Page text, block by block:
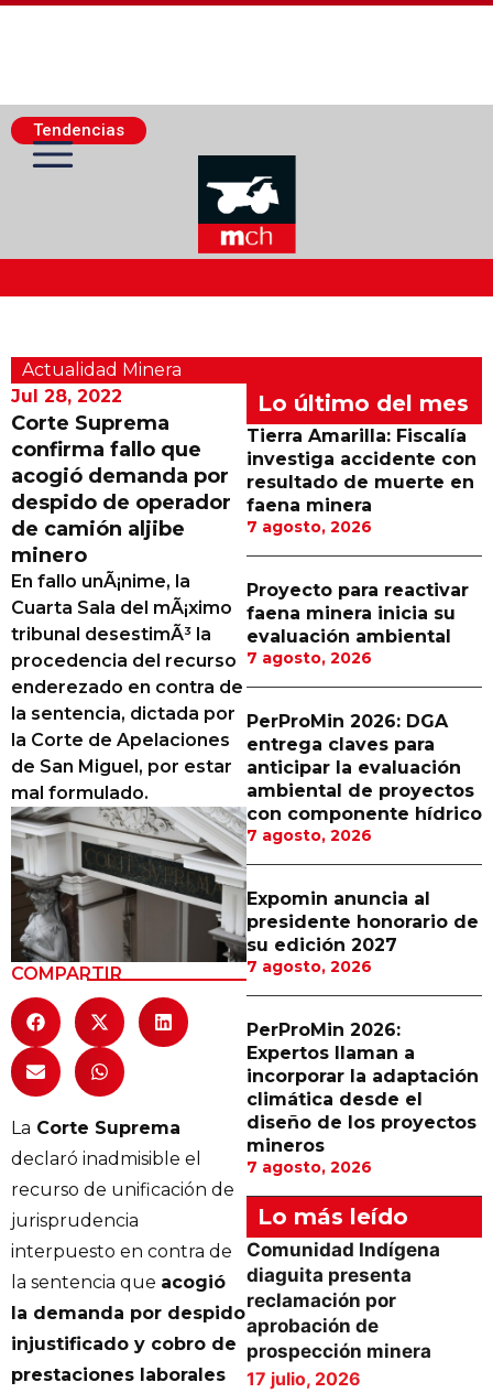
Tendencias
Actualidad Minera
Minería Superficie
Minerí­a Subterránea
Proveedores
Canal Digital
Columnas de Opinión
Designaciones
Calendario de Eventos
Revistas Digital
Siguenos
Actualidad Minera
Jul 28, 2022
Corte Suprema
confirma fallo que
acogió demanda por
despido de operador
de camión aljibe
minero
En fallo unÃ¡nime, la
Cuarta Sala del mÃ¡ximo
tribunal desestimÃ³ la
procedencia del recurso
enderezado en contra de
la sentencia, dictada por
la Corte de Apelaciones
de San Miguel, por estar
mal formulado.
COMPARTIR
La Corte Suprema
declaró inadmisible el
recurso de unificación de
jurisprudencia
interpuesto en contra de
la sentencia que acogió
la demanda por despido
injustificado y cobro de
prestaciones laborales
Lo último del mes
Tierra Amarilla: Fiscalía
investiga accidente con
resultado de muerte en
faena minera
7 agosto, 2026
Proyecto para reactivar
faena minera inicia su
evaluación ambiental
7 agosto, 2026
PerProMin 2026: DGA
entrega claves para
anticipar la evaluación
ambiental de proyectos
con componente hídrico
7 agosto, 2026
Expomin anuncia al
presidente honorario de
su edición 2027
7 agosto, 2026
PerProMin 2026:
Expertos llaman a
incorporar la adaptación
climática desde el
diseño de los proyectos
mineros
7 agosto, 2026
Lo más leído
Comunidad Indígena
diaguita presenta
reclamación por
aprobación de
prospección minera
17 julio, 2026